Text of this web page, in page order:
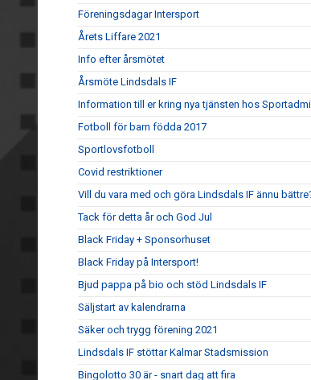
Föreningsdagar Intersport
Årets Liffare 2021
Info efter årsmötet
Årsmöte Lindsdals IF
Information till er kring nya tjänsten hos
Fotboll för barn födda 2017
Sportlovsfotboll
Covid restriktioner
Vill du vara med och göra Lindsdals IF ännu
Tack för detta år och God Jul
Black Friday + Sponsorhuset
Black Friday på Intersport!
Bjud pappa på bio och stöd Lindsdals IF
Säljstart av kalendrarna
Säker och trygg förening 2021
Lindsdals IF stöttar Kalmar Stadsmission
Bingolotto 30 är - snart dag att fira